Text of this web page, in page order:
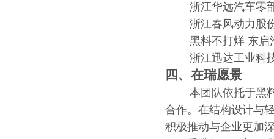
浙江华远汽车零部
浙江春风动力股
黑料不打烊 东启
浙江迅达工业科
四、在瑞愿景
本团队依托于黑料
合作。在结构设计与
积极推动与企业更加